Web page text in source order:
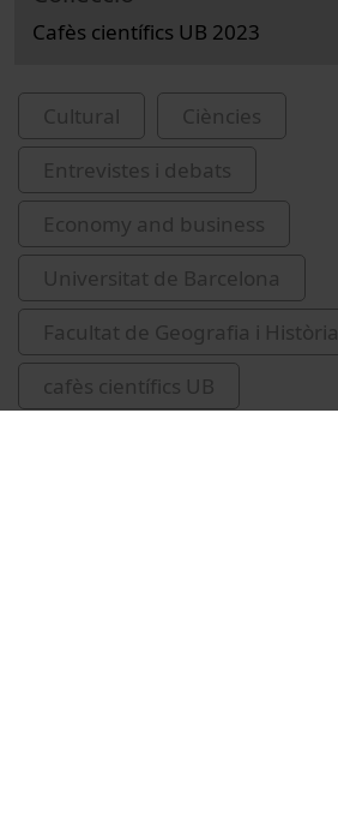
Cafès científics UB 2023
Cultural
Ciències
Entrevistes i debats
Economy and business
Universitat de Barcelona
Facultat de Geografia i Història
cafès científics UB